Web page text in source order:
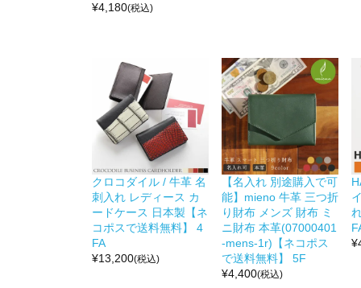
¥4,180(税込)
クロコダイル / 牛革 名
刺入れ レディース カ
ードケース 日本製【ネ
コポスで送料無料】 4
FA
¥13,200(税込)
【名入れ 別途購入で可
能】mieno 牛革 三つ折
り財布 メンズ 財布 ミ
ニ財布 本革(07000401
-mens-1r)【ネコポス
で送料無料】 5F
¥4,400(税込)
¥